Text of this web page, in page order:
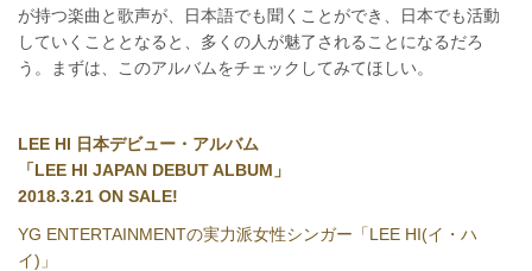
が持つ楽曲と歌声が、日本語でも聞くことができ、日本でも活動
していくこととなると、多くの人が魅了されることになるだろ
う。まずは、このアルバムをチェックしてみてほしい。
LEE HI 日本デビュー・アルバム
「LEE HI JAPAN DEBUT ALBUM」
2018.3.21 ON SALE!
YG ENTERTAINMENTの実力派女性シンガー「LEE HI(イ・ハ
イ)」